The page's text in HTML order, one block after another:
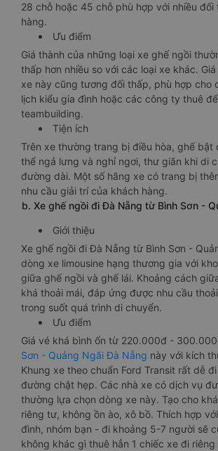
28 chỗ hoặc 45 chỗ phù hợp với nhiều đối
hàng.
Ưu điểm
Giá thành của những loại xe ghế ngồi
thấp hơn nhiều so với các loại xe khác.
xe này cũng tương đối thấp, phù hợp cho
lịch kiểu gia đình hoặc các công ty thuê
teambuilding.
Tiện ích
Trên xe thường trang bị điều hòa, ghế bật
thể ngả lưng và nghỉ ngơi, thư giãn khi di
đường dài. Một số hãng xe có trang bị
nhu cầu giải trí của khách hàng.
b. Xe ghế ngồi đi Đà Nẵng từ Bình Sơn -
Giới thiệu
Xe ghế ngồi đi Đà Nẵng từ Bình Sơn -
dòng xe limousine hạng thương gia với
giữa ghế ngồi và ghế lái. Khoảng cách
khá thoải mái, đáp ứng được nhu cầu
trong suốt quá trình di chuyển.
Ưu điểm
Giá vé khá bình ổn từ 220.000đ -
Sơn - Quảng Ngãi Đà Nẵng này với kích
Khung xe theo chuẩn Ford Transit rất dễ
đường chật hẹp. Các nhà xe có dịch vụ
thường lựa chọn dòng xe này. Tạo cho
riêng tư, không ồn ào, xô bồ. Thích hợp
đình, nhóm bạn - đi khoảng 5-7 người sẽ
không khác gì thuê hẳn 1 chiếc xe đi riêng